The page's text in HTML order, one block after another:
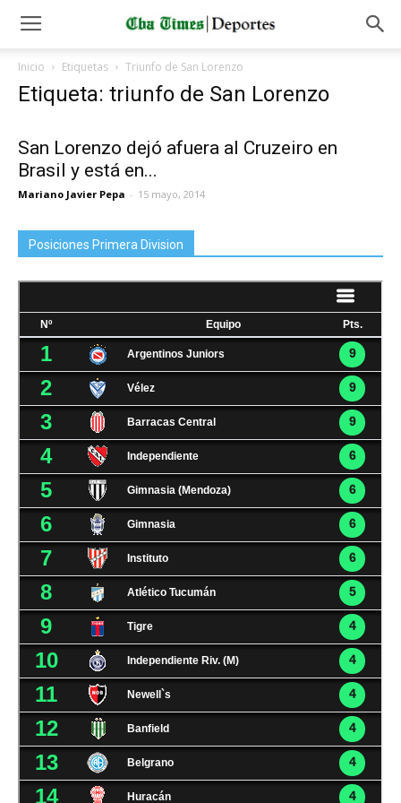
Inicio Etiquetas Triunfo de San Lorenzo
Etiqueta: triunfo de San Lorenzo
San Lorenzo dejó afuera al Cruzeiro en
Brasil y está en...
Mariano Javier Pepa - 15 mayo, 2014
Posiciones Primera Division